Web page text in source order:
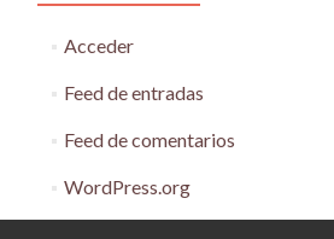
Acceder
Feed de entradas
Feed de comentarios
WordPress.org